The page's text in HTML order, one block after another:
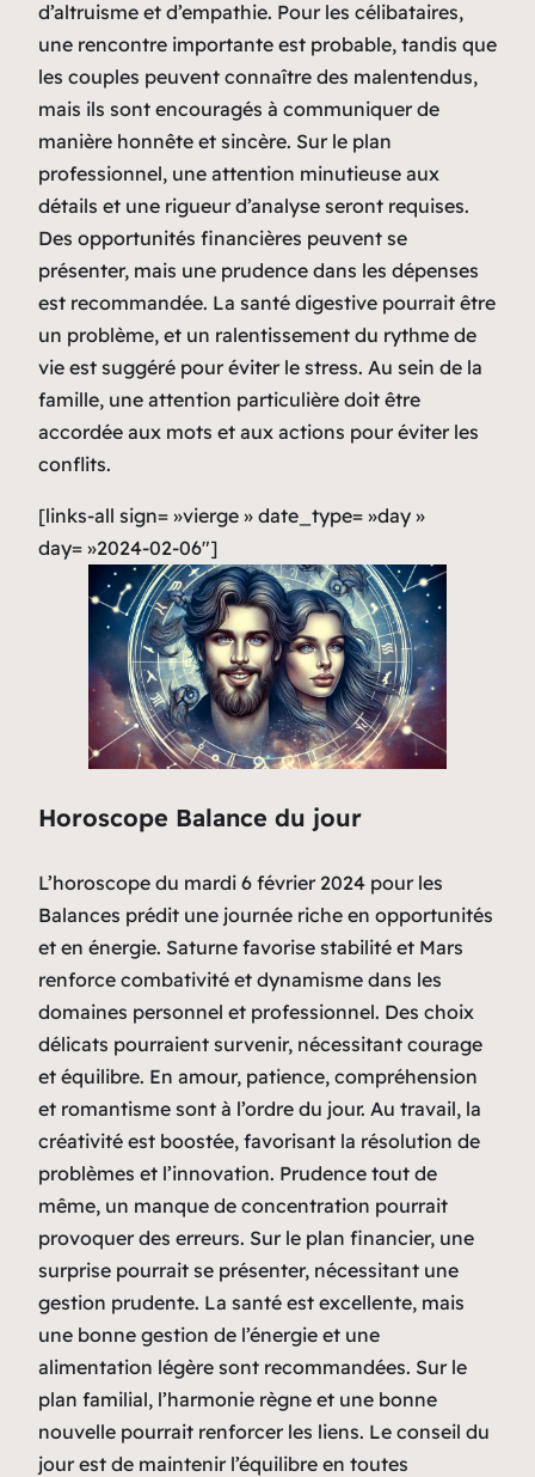
d’altruisme et d’empathie. Pour les célibataires,
une rencontre importante est probable, tandis que
les couples peuvent connaître des malentendus,
mais ils sont encouragés à communiquer de
manière honnête et sincère. Sur le plan
professionnel, une attention minutieuse aux
détails et une rigueur d’analyse seront requises.
Des opportunités financières peuvent se
présenter, mais une prudence dans les dépenses
est recommandée. La santé digestive pourrait être
un problème, et un ralentissement du rythme de
vie est suggéré pour éviter le stress. Au sein de la
famille, une attention particulière doit être
accordée aux mots et aux actions pour éviter les
conflits.
[links-all sign= »vierge » date_type= »day »
day= »2024-02-06″]
Horoscope Balance du jour
L’horoscope du mardi 6 février 2024 pour les
Balances prédit une journée riche en opportunités
et en énergie. Saturne favorise stabilité et Mars
renforce combativité et dynamisme dans les
domaines personnel et professionnel. Des choix
délicats pourraient survenir, nécessitant courage
et équilibre. En amour, patience, compréhension
et romantisme sont à l’ordre du jour. Au travail, la
créativité est boostée, favorisant la résolution de
problèmes et l’innovation. Prudence tout de
même, un manque de concentration pourrait
provoquer des erreurs. Sur le plan financier, une
surprise pourrait se présenter, nécessitant une
gestion prudente. La santé est excellente, mais
une bonne gestion de l’énergie et une
alimentation légère sont recommandées. Sur le
plan familial, l’harmonie règne et une bonne
nouvelle pourrait renforcer les liens. Le conseil du
jour est de maintenir l’équilibre en toutes